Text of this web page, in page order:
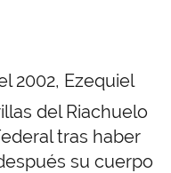
2002, Ezequiel
del Riachuelo
tras haber
su cuerpo